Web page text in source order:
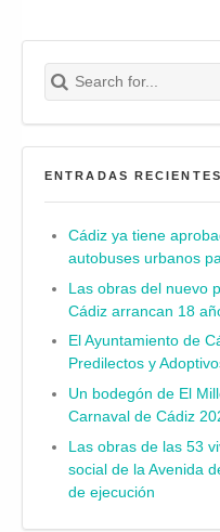
Search for:
Buscar
ENTRADAS RECIENTES
Cádiz ya tiene
autobuses urbanos
Las obras del nuevo
Cádiz arrancan 18
El Ayuntamiento de
Predilectos y
Un bodegón de El
Carnaval de Cádiz
Las obras de las 53
social de la Avenida
de ejecución